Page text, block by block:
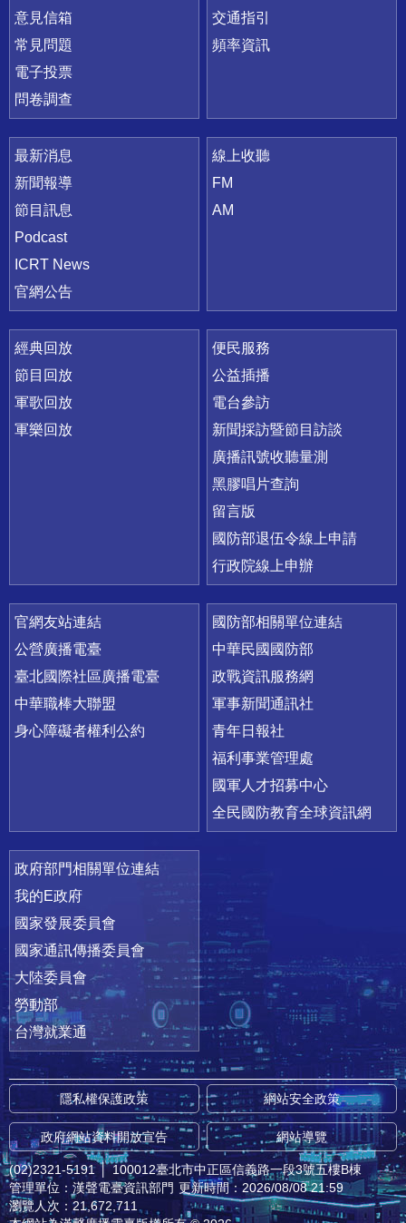
意見信箱
常見問題
電子投票
問卷調查
交通指引
頻率資訊
最新消息
新聞報導
節目訊息
Podcast
ICRT News
官網公告
線上收聽
FM
AM
經典回放
節目回放
軍歌回放
軍樂回放
便民服務
公益插播
電台參訪
新聞採訪暨節目訪談
廣播訊號收聽量測
黑膠唱片查詢
留言版
國防部退伍令線上申請
行政院線上申辦
官網友站連結
公營廣播電臺
臺北國際社區廣播電臺
中華職棒大聯盟
身心障礙者權利公約
國防部相關單位連結
中華民國國防部
政戰資訊服務網
軍事新聞通訊社
青年日報社
福利事業管理處
國軍人才招募中心
全民國防教育全球資訊網
政府部門相關單位連結
我的E政府
國家發展委員會
國家通訊傳播委員會
大陸委員會
勞動部
台灣就業通
隱私權保護政策 網站安全政策
政府網站資料開放宣告 網站導覽
(02)2321-5191 │ 100012臺北市中正區信義路一段3號五樓B棟
管理單位：漢聲電臺資訊部門 更新時間：2026/08/08 21:59
瀏覽人次：21,672,711